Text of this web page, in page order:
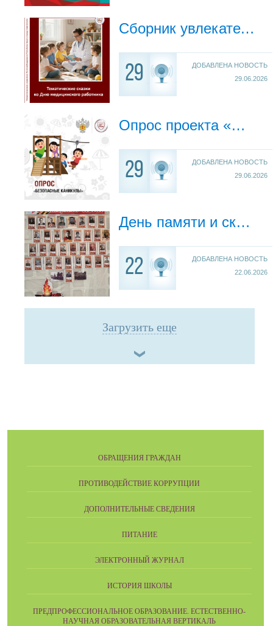
Сборник увлекательных сказок и рассказов о здоровье
29
ДОБАВЛЕНА НОВОСТЬ
29.06.2026
Опрос проекта «Санпросвет» «Безопасные каникулы»
29
ДОБАВЛЕНА НОВОСТЬ
29.06.2026
День памяти и скорби
22
ДОБАВЛЕНА НОВОСТЬ
22.06.2026
Загрузить еще
ОБРАЩЕНИЯ ГРАЖДАН
ПРОТИВОДЕЙСТВИЕ КОРРУПЦИИ
ДОПОЛНИТЕЛЬНЫЕ СВЕДЕНИЯ
ПИТАНИЕ
ЭЛЕКТРОННЫЙ ЖУРНАЛ
ИСТОРИЯ ШКОЛЫ
ПРЕДПРОФЕССИОНАЛЬНОЕ ОБРАЗОВАНИЕ. ЕСТЕСТВЕННО-
НАУЧНАЯ ОБРАЗОВАТЕЛЬНАЯ ВЕРТИКАЛЬ